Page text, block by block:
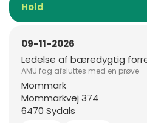
Hold
09-11-2026
Ledelse af bæredygtig
AMU fag afsluttes med en prøve
Mommark
Mommarkvej 374
6470 Sydals